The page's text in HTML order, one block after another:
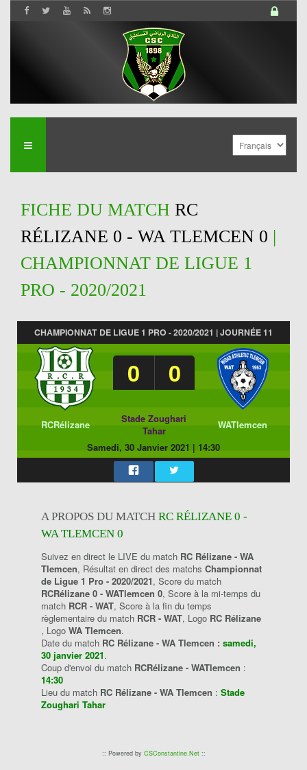
FICHE DU MATCH RC
RÉLIZANE 0 - WA TLEMCEN 0 |
CHAMPIONNAT DE LIGUE 1
PRO - 2020/2021
CHAMPIONNAT DE LIGUE 1 PRO - 2020/2021 | JOURNÉE 11
0 0
RCRélizane
Stade Zoughari
Tahar
WATlemcen
Samedi, 30 Janvier 2021 | 14:30
A PROPOS DU MATCH RC RÉLIZANE 0 -
WA TLEMCEN 0
Suivez en direct le LIVE du match RC Rélizane - WA
Tlemcen, Résultat en direct des matchs Championnat
de Ligue 1 Pro - 2020/2021, Score du match
RCRélizane 0 - WATlemcen 0, Score à la mi-temps du
match RCR - WAT, Score à la fin du temps
règlementaire du match RCR - WAT, Logo RC Rélizane
, Logo WA Tlemcen.
Date du match RC Rélizane - WA Tlemcen : samedi,
30 janvier 2021.
Coup d'envoi du match RCRélizane - WATlemcen :
14:30
Lieu du match RC Rélizane - WA Tlemcen : Stade
Zoughari Tahar
:: Powered by CSConstantine.Net::